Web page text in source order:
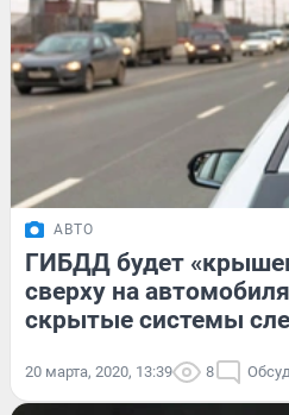
АВТО
ГИБДД будет
сверху на
скрытые системы
20 марта, 2020, 13:39 8